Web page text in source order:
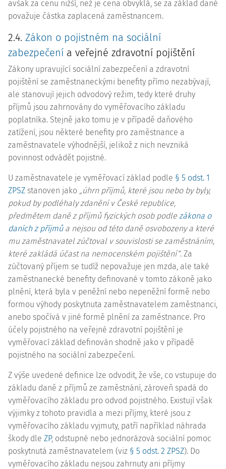
avšak za cenu nižší, než je cena obvyklá, se za základ daně
považuje částka zaplacená zaměstnancem.
2.4. Zákon o pojistném na sociální
zabezpečení a veřejné zdravotní pojištění
Zákony upravující sociální zabezpečení a zdravotní
pojištění se zaměstnaneckými benefity přímo nezabývají,
ale stanovují jejich odvodový režim, tedy které druhy
příjmů jsou zahrnovány do vyměřovacího základu
poplatníka. Stejně jako tomu je v případě daňového
zatížení, jsou některé benefity pro zaměstnance a
zaměstnavatele výhodnější, jelikož z nich nevzniká
povinnost odvádět pojistné.
U zaměstnavatele je vyměřovací základ podle § 5 odst. 1
ZPSZ stanoven jako „úhrn příjmů, které jsou nebo by byly,
pokud by podléhaly zdanění v České republice,
předmětem daně z příjmů fyzických osob podle zákona o
daních z příjmůa nejsou od této daně osvobozeny a které
mu zaměstnavatel zúčtoval v souvislosti se zaměstnáním,
které zakládá účast na nemocenském pojištění“. Za
zúčtovaný příjem se tudíž nepovažuje jen mzda, ale také
zaměstnanecké benefity definované v tomto zákoně jako
plnění, která byla v peněžní nebo nepeněžní formě nebo
formou výhody poskytnuta zaměstnavatelem zaměstnanci,
anebo spočívá v jiné formě plnění za zaměstnance. Pro
účely pojistného na veřejné zdravotní pojištění je
vyměřovací základ definován shodně jako v případě
pojistného na sociální zabezpečení.
Z výše uvedené definice lze odvodit, že vše, co vstupuje do
základu daně z příjmů ze zaměstnání, zároveň spadá do
vyměřovacího základu pro odvod pojistného. Existují však
výjimky z tohoto pravidla a mezi příjmy, které jsou z
vyměřovacího základu vyjmuty, patří například náhrada
škody dle ZP, odstupné nebo jednorázová sociální pomoc
poskytnutá zaměstnavatelem (viz § 5 odst. 2 ZPSZ). Do
vyměřovacího základu nejsou zahrnuty ani příjmy